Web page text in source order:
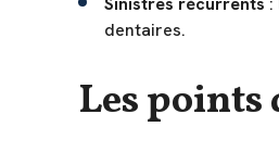
dentaires.
Les points